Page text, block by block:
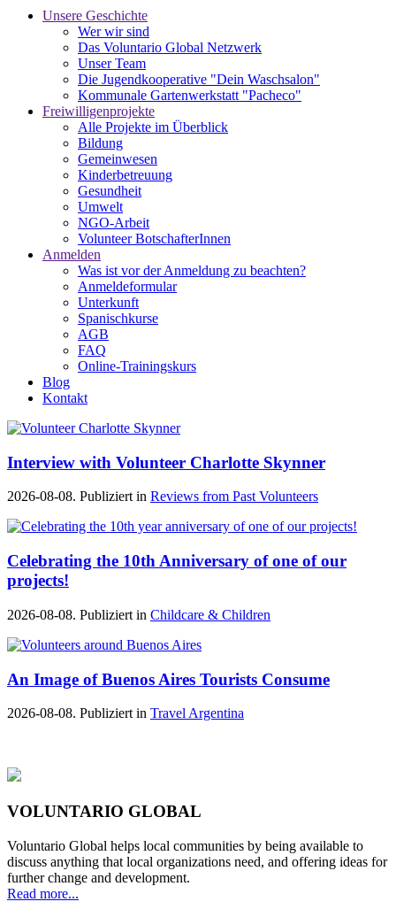
Unsere Geschichte
Wer wir sind
Das Voluntario Global Netzwerk
Unser Team
Die Jugendkooperative "Dein Waschsalon"
Kommunale Gartenwerkstatt "Pacheco"
Freiwilligenprojekte
Alle Projekte im Überblick
Bildung
Gemeinwesen
Kinderbetreuung
Gesundheit
Umwelt
NGO-Arbeit
Volunteer BotschafterInnen
Anmelden
Was ist vor der Anmeldung zu beachten?
Anmeldeformular
Unterkunft
Spanischkurse
AGB
FAQ
Online-Trainingskurs
Blog
Kontakt
Interview with Volunteer Charlotte Skynner
2026-08-08. Publiziert in Reviews from Past Volunteers
Celebrating the 10th Anniversary of one of our
projects!
2026-08-08. Publiziert in Childcare & Children
An Image of Buenos Aires Tourists Consume
2026-08-08. Publiziert in Travel Argentina
VOLUNTARIO GLOBAL
Voluntario Global helps local communities by being available to
discuss anything that local organizations need, and offering ideas for
further change and development.
Read more...